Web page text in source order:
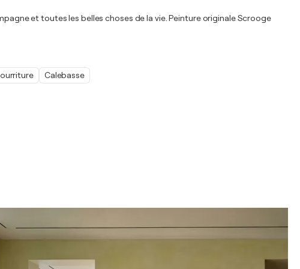
et toutes les belles choses de la vie. Peinture originale Scrooge
Calebasse